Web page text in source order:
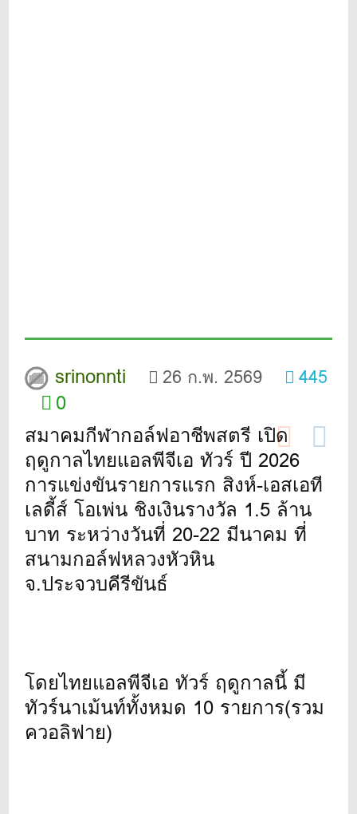
srinonnti 26 ก.พ. 2569 445
0
สมาคมกีฬากอล์ฟอาชีพสตรี เปิด
ฤดูกาลไทยแอลพีจีเอ ทัวร์ ปี 2026
การแข่งขันรายการแรก สิงห์-เอสเอที
เลดี้ส์ โอเพ่น ชิงเงินรางวัล 1.5 ล้าน
บาท ระหว่างวันที่ 20-22 มีนาคม ที่
สนามกอล์ฟหลวงหัวหิน
จ.ประจวบคีรีขันธ์
โดยไทยแอลพีจีเอ ทัวร์ ฤดูกาลนี้ มี
ทัวร์นาเม้นท์ทั้งหมด 10 รายการ(รวม
ควอลิฟาย)